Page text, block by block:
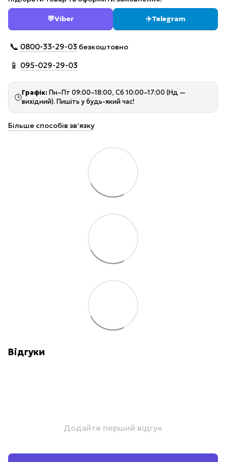
💬Viber ✈️Telegram
📞 0800-33-29-03 безкоштовно
📱 095-029-29-03
🕒
Графік: Пн–Пт 09:00–18:00, Сб 10:00–17:00 (Нд —
вихідний). Пишіть у будь-який час!
Більше способів звʼязку
Відгуки
Додайте перший відгук